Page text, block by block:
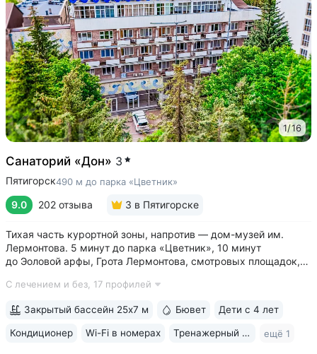
1/16
Санаторий «Дон» 3
Пятигорск490 м до парка «Цветник»
9.0 202 отзыва 3 в Пятигорске
Тихая часть курортной зоны, напротив — дом-музей им.
Лермонтова. 5 минут до парка «Цветник», 10 минут
до Эоловой арфы, Грота Лермонтова, смотровых площадок,
минеральной воды № 29. Воду этого источника можно
С лечением и без, 17 профилей
Закрытый бассейн 25х7 м Бювет Дети с 4 лет
Кондиционер Wi-Fi в номерах Тренажерный зал ещё 1